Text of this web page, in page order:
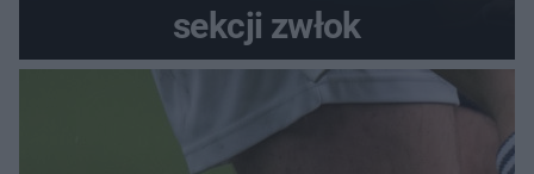
sekcji zwłok